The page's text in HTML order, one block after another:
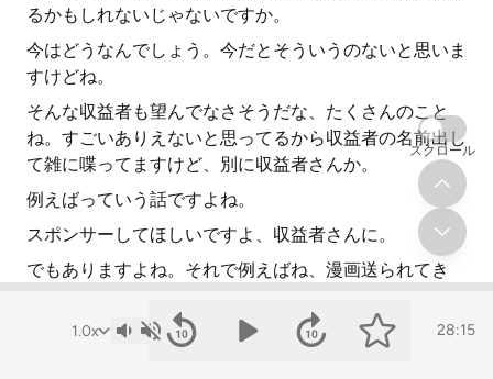
るかもしれないじゃないですか。
今はどうなんでしょう。今だとそういうのないと思いま
すけどね。
そんな収益者も望んでなさそうだな、たくさんのこと
ね。すごいありえないと思ってるから収益者の名前出し
て雑に喋ってますけど、別に収益者さんか。
例えばっていう話ですよね。
スポンサーしてほしいですよ、収益者さんに。
でもありますよね。それで例えばね、漫画送られてき
28:15
スクロール